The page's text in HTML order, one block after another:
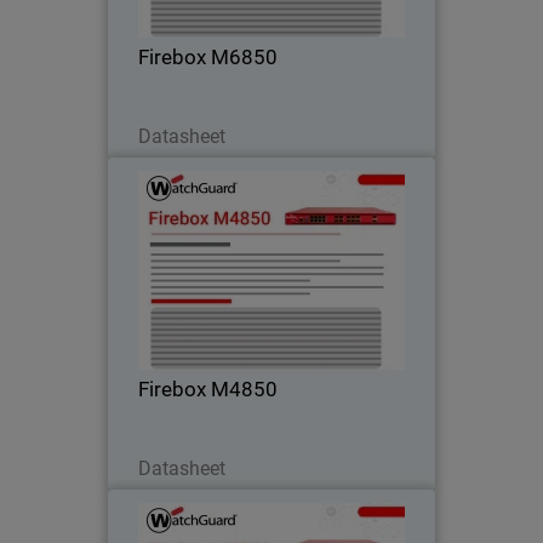
Firebox M6850
Datasheet
conectividade integrada de 25G, 50G e
Firebox M4850
Datasheet
Firebox M4850
Desfrute de alto desempenho em
rackmount com UTM robusto, VPN e
inspeção HTTPS – ideal para clientes
que superam firewalls de médio porte.
Firebox M5850